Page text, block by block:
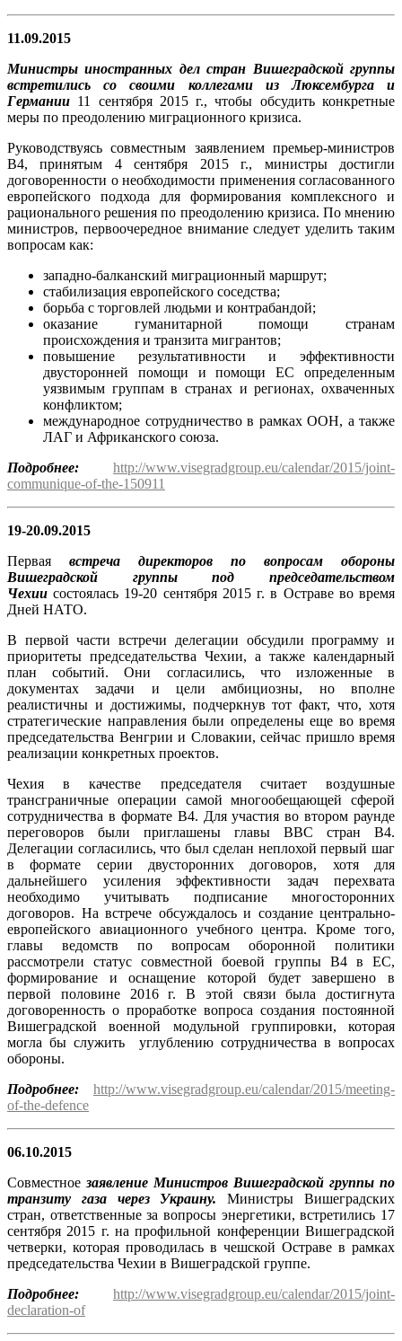
11.09.2015
Министры иностранных дел стран Вишеградской группы
встретились со своими коллегами из Люксембурга и
Германии 11 сентября 2015 г., чтобы обсудить конкретные
меры по преодолению миграционного кризиса.
Руководствуясь совместным заявлением премьер-министров
В4, принятым 4 сентября 2015 г., министры достигли
договоренности о необходимости применения согласованного
европейского подхода для формирования комплексного и
рационального решения по преодолению кризиса. По мнению
министров, первоочередное внимание следует уделить таким
вопросам как:
западно-балканский миграционный маршрут;
стабилизация европейского соседства;
борьба с торговлей людьми и контрабандой;
оказание гуманитарной помощи странам
происхождения и транзита мигрантов;
повышение результативности и эффективности
двусторонней помощи и помощи ЕС определенным
уязвимым группам в странах и регионах, охваченных
конфликтом;
международное сотрудничество в рамках ООН, а также
ЛАГ и Африканского союза.
Подробнее: http://www.visegradgroup.eu/calendar/2015/joint-
communique-of-the-150911
19-20.09.2015
Первая встреча директоров по вопросам обороны
Вишеградской группы под председательством
Чехии состоялась 19-20 сентября 2015 г. в Остраве во время
Дней НАТО.
В первой части встречи делегации обсудили программу и
приоритеты председательства Чехии, а также календарный
план событий. Они согласились, что изложенные в
документах задачи и цели амбициозны, но вполне
реалистичны и достижимы, подчеркнув тот факт, что, хотя
стратегические направления были определены еще во время
председательства Венгрии и Словакии, сейчас пришло время
реализации конкретных проектов.
Чехия в качестве председателя считает воздушные
трансграничные операции самой многообещающей сферой
сотрудничества в формате В4. Для участия во втором раунде
переговоров были приглашены главы ВВС стран В4.
Делегации согласились, что был сделан неплохой первый шаг
в формате серии двусторонних договоров, хотя для
дальнейшего усиления эффективности задач перехвата
необходимо учитывать подписание многосторонних
договоров. На встрече обсуждалось и создание центрально-
европейского авиационного учебного центра. Кроме того,
главы ведомств по вопросам оборонной политики
рассмотрели статус совместной боевой группы В4 в ЕС,
формирование и оснащение которой будет завершено в
первой половине 2016 г. В этой связи была достигнута
договоренность о проработке вопроса создания постоянной
Вишеградской военной модульной группировки, которая
могла бы служить углублению сотрудничества в вопросах
обороны.
Подробнее:
http://www.visegradgroup.eu/calendar/2015/meeting-
of-the-defence
06.10.2015
Совместное заявление Министров Вишеградской группы по
транзиту газа через Украину.Министры Вишеградских
стран, ответственные за вопросы энергетики, встретились 17
сентября 2015 г. на профильной конференции Вишеградской
четверки, которая проводилась в чешской Остраве в рамках
председательства Чехии в Вишеградской группе.
Подробнее: http://www.visegradgroup.eu/calendar/2015/joint-
declaration-of